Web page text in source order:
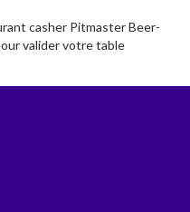
casher Pitmaster Beer-
valider votre table